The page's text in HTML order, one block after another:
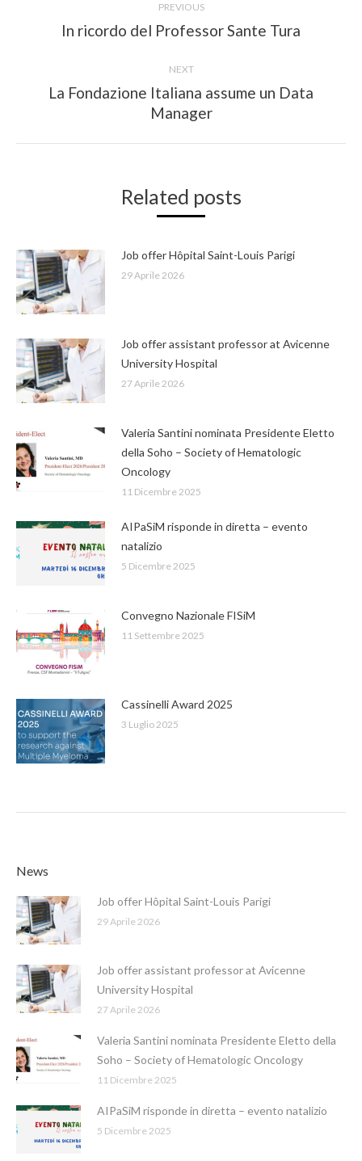
navigation
PREVIOUS
Previous
In ricordo del Professor Sante Tura
NEXT
Next
post:
La Fondazione Italiana assume un Data
Manager
Related posts
Job offer Hôpital Saint-Louis Parigi
29 Aprile 2026
Job offer assistant professor at Avicenne
University Hospital
27 Aprile 2026
Valeria Santini nominata Presidente Eletto
della Soho – Society of Hematologic
Oncology
11 Dicembre 2025
AIPaSiM risponde in diretta – evento
natalizio
5 Dicembre 2025
Convegno Nazionale FISiM
11 Settembre 2025
Cassinelli Award 2025
3 Luglio 2025
News
Job offer Hôpital Saint-Louis Parigi
29 Aprile 2026
Job offer assistant professor at Avicenne
University Hospital
27 Aprile 2026
Valeria Santini nominata Presidente Eletto della
Soho – Society of Hematologic Oncology
11 Dicembre 2025
AIPaSiM risponde in diretta – evento natalizio
5 Dicembre 2025